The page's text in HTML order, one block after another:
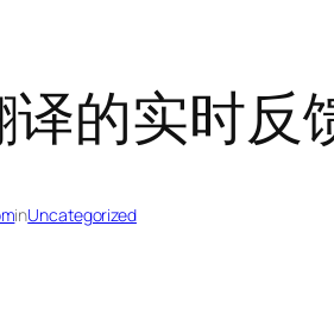
译的实时反
inUncategorized